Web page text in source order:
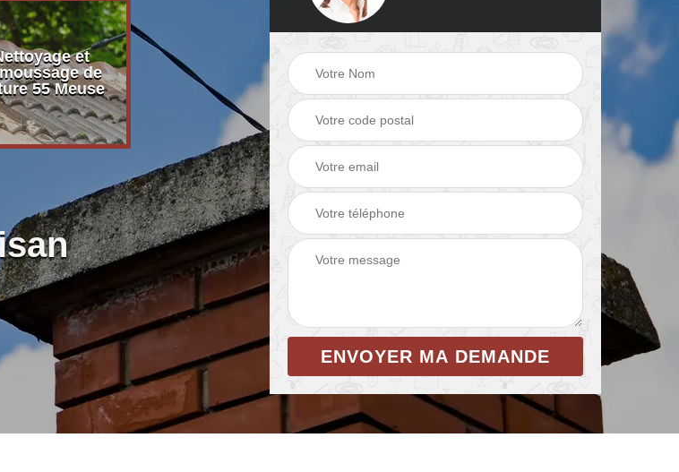
et
de
55 Meuse
Nettoyage et pose
de gouttière 55
Meuse
Ramonage de
cheminée 55